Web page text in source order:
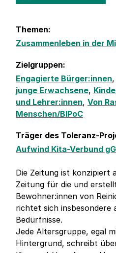
Themen:
Zusammenleben in der
Zielgruppen:
Engagierte Bürger:innen,
junge Erwachsene,
und Lehrer:innen, Von
Menschen/BIPoC
Träger des Toleranz-
Aufwind Kita-Verbund
Die Zeitung ist konzipiert
Zeitung für die und
Bewohner:innen von
richtet sich insbesondere
Bedürfnisse.
Jede Altersgruppe, egal
Hintergrund, schreibt